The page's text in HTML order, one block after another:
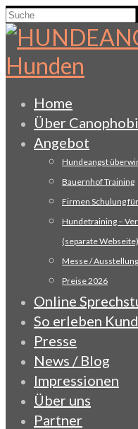
Suche
nach:
Home
Über
Angebot
Hundeangst
Bauernhof Training
Firmen Schulung
Hundetraining –
(separate Webseite)
Messe /
Preise 2026
Online
So erleben
Presse
News / Blog
Impressionen
Über uns
Partner